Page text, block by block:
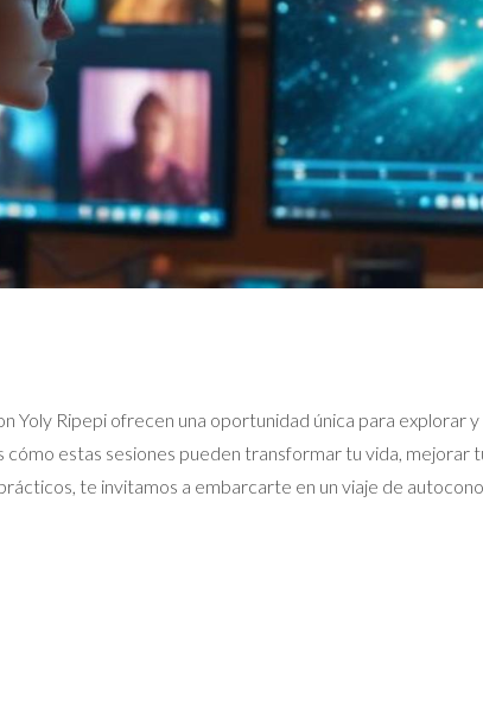
Yoly Ripepi ofrecen una oportunidad única para explorar
estas sesiones pueden transformar tu vida, mejorar
te invitamos a embarcarte en un viaje de